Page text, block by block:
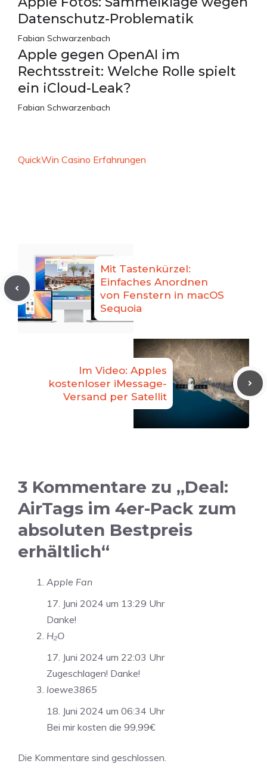
Datenschutz-Problematik
Fabian Schwarzenbach
Apple gegen OpenAI im
Rechtsstreit: Welche Rolle spielt
ein iCloud-Leak?
Fabian Schwarzenbach
QuickWin Casino Erfahrungen
Mit Tastenkürzel:
Einfaches Anordnen
von Fenstern in macOS
Sequoia
Im Video: Apples
kostenloser iMessage-
Versand per Satellit
3 Kommentare zu „Deal:
AirTags im 4er-Pack zum
absoluten Bestpreis
erhältlich“
Apple Fan
17. Juni 2024 um 13:29 Uhr
Danke!
H₂O
17. Juni 2024 um 22:03 Uhr
Zugeschlagen! Danke!
loewe3865
18. Juni 2024 um 06:34 Uhr
Bei mir kosten die 99,99€
Die Kommentare sind geschlossen.